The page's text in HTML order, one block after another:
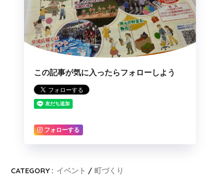
この記事が気に入ったらフォローしよう
フォローする
CATEGORY : イベント 町づくり